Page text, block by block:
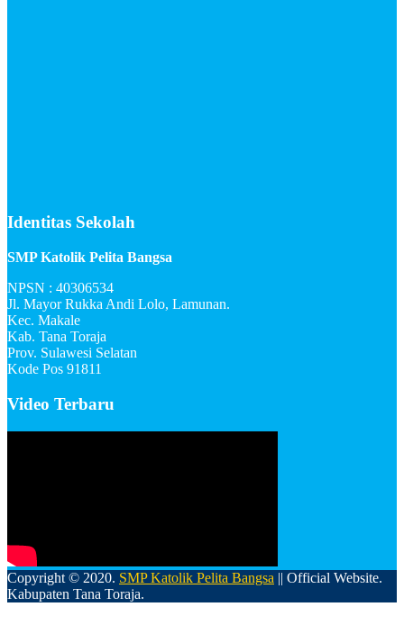
Identitas Sekolah
SMP Katolik Pelita Bangsa
NPSN : 40306534
Jl. Mayor Rukka Andi Lolo, Lamunan.
Kec. Makale
Kab. Tana Toraja
Prov. Sulawesi Selatan
Kode Pos 91811
Video Terbaru
Copyright © 2020. SMP Katolik Pelita Bangsa || Official Website.
Kabupaten Tana Toraja.